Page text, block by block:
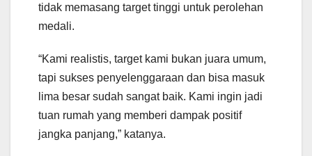
tidak memasang target tinggi untuk perolehan
medali.
“Kami realistis, target kami bukan juara umum,
tapi sukses penyelenggaraan dan bisa masuk
lima besar sudah sangat baik. Kami ingin jadi
tuan rumah yang memberi dampak positif
jangka panjang,” katanya.